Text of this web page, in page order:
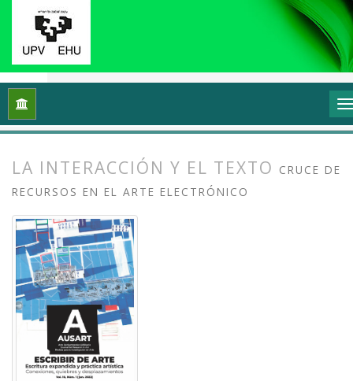
Inicio Vol. 10 Núm. 1 (2022): Escribir de arte /
LA INTERACCIÓN Y EL TEXTO CRUCE DE
RECURSOS EN EL ARTE ELECTRÓNICO